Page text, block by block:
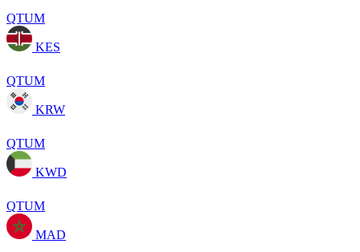
QTUM
KES
QTUM
KRW
QTUM
KWD
QTUM
MAD